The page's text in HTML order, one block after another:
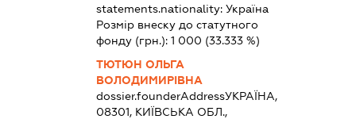
statements.nationality: Україна
Розмір внеску до статутного
фонду (грн.): 1 000 (33.333 %)
ТЮТЮН ОЛЬГА
ВОЛОДИМИРІВНА
dossier.founderAddressУКРАЇНА,
08301, КИЇВСЬКА ОБЛ.,